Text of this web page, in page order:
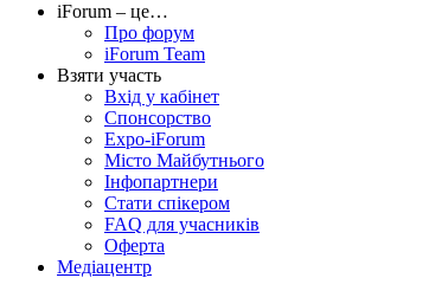
iForum – це…
Про форум
iForum Team
Взяти участь
Вхід у кабінет
Спонсорство
Expo-iForum
Місто Майбутнього
Інфопартнери
Стати спікером
FAQ для учасників
Оферта
Медіацентр